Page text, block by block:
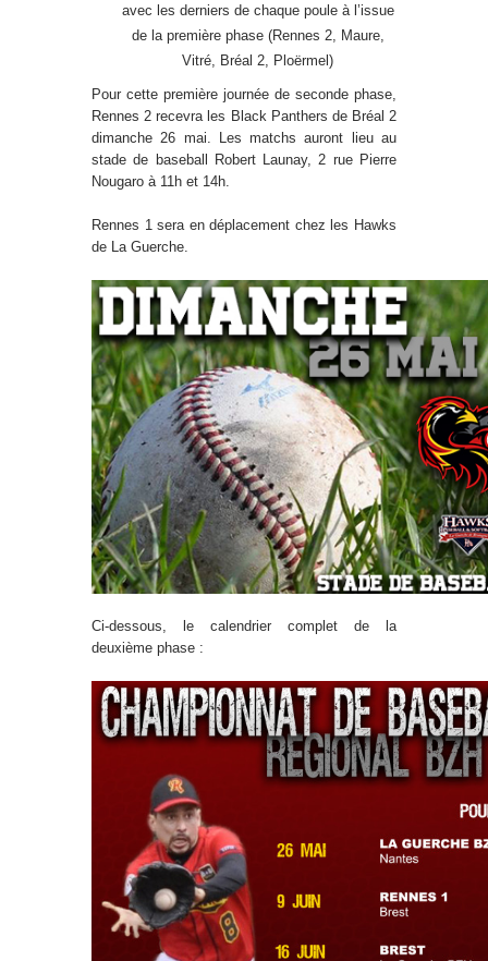
avec les derniers de chaque poule à l’issue
de la première phase (Rennes 2, Maure,
Vitré, Bréal 2, Ploërmel)
Pour cette première journée de seconde phase,
Rennes 2 recevra les Black Panthers de Bréal 2
dimanche 26 mai. Les matchs auront lieu au
stade de baseball Robert Launay, 2 rue Pierre
Nougaro à 11h et 14h.
Rennes 1 sera en déplacement chez les Hawks
de La Guerche.
Ci-dessous, le calendrier complet de la
deuxième phase :